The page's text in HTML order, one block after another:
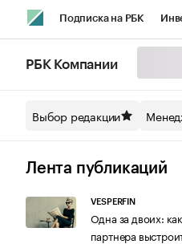
Подписка на РБК
Спецпроекты СПб
Технологии и медиа
РБК Компании
Выбор редакции
Лента публикаций
VESPERFIN
Одна за двоих:
партнера